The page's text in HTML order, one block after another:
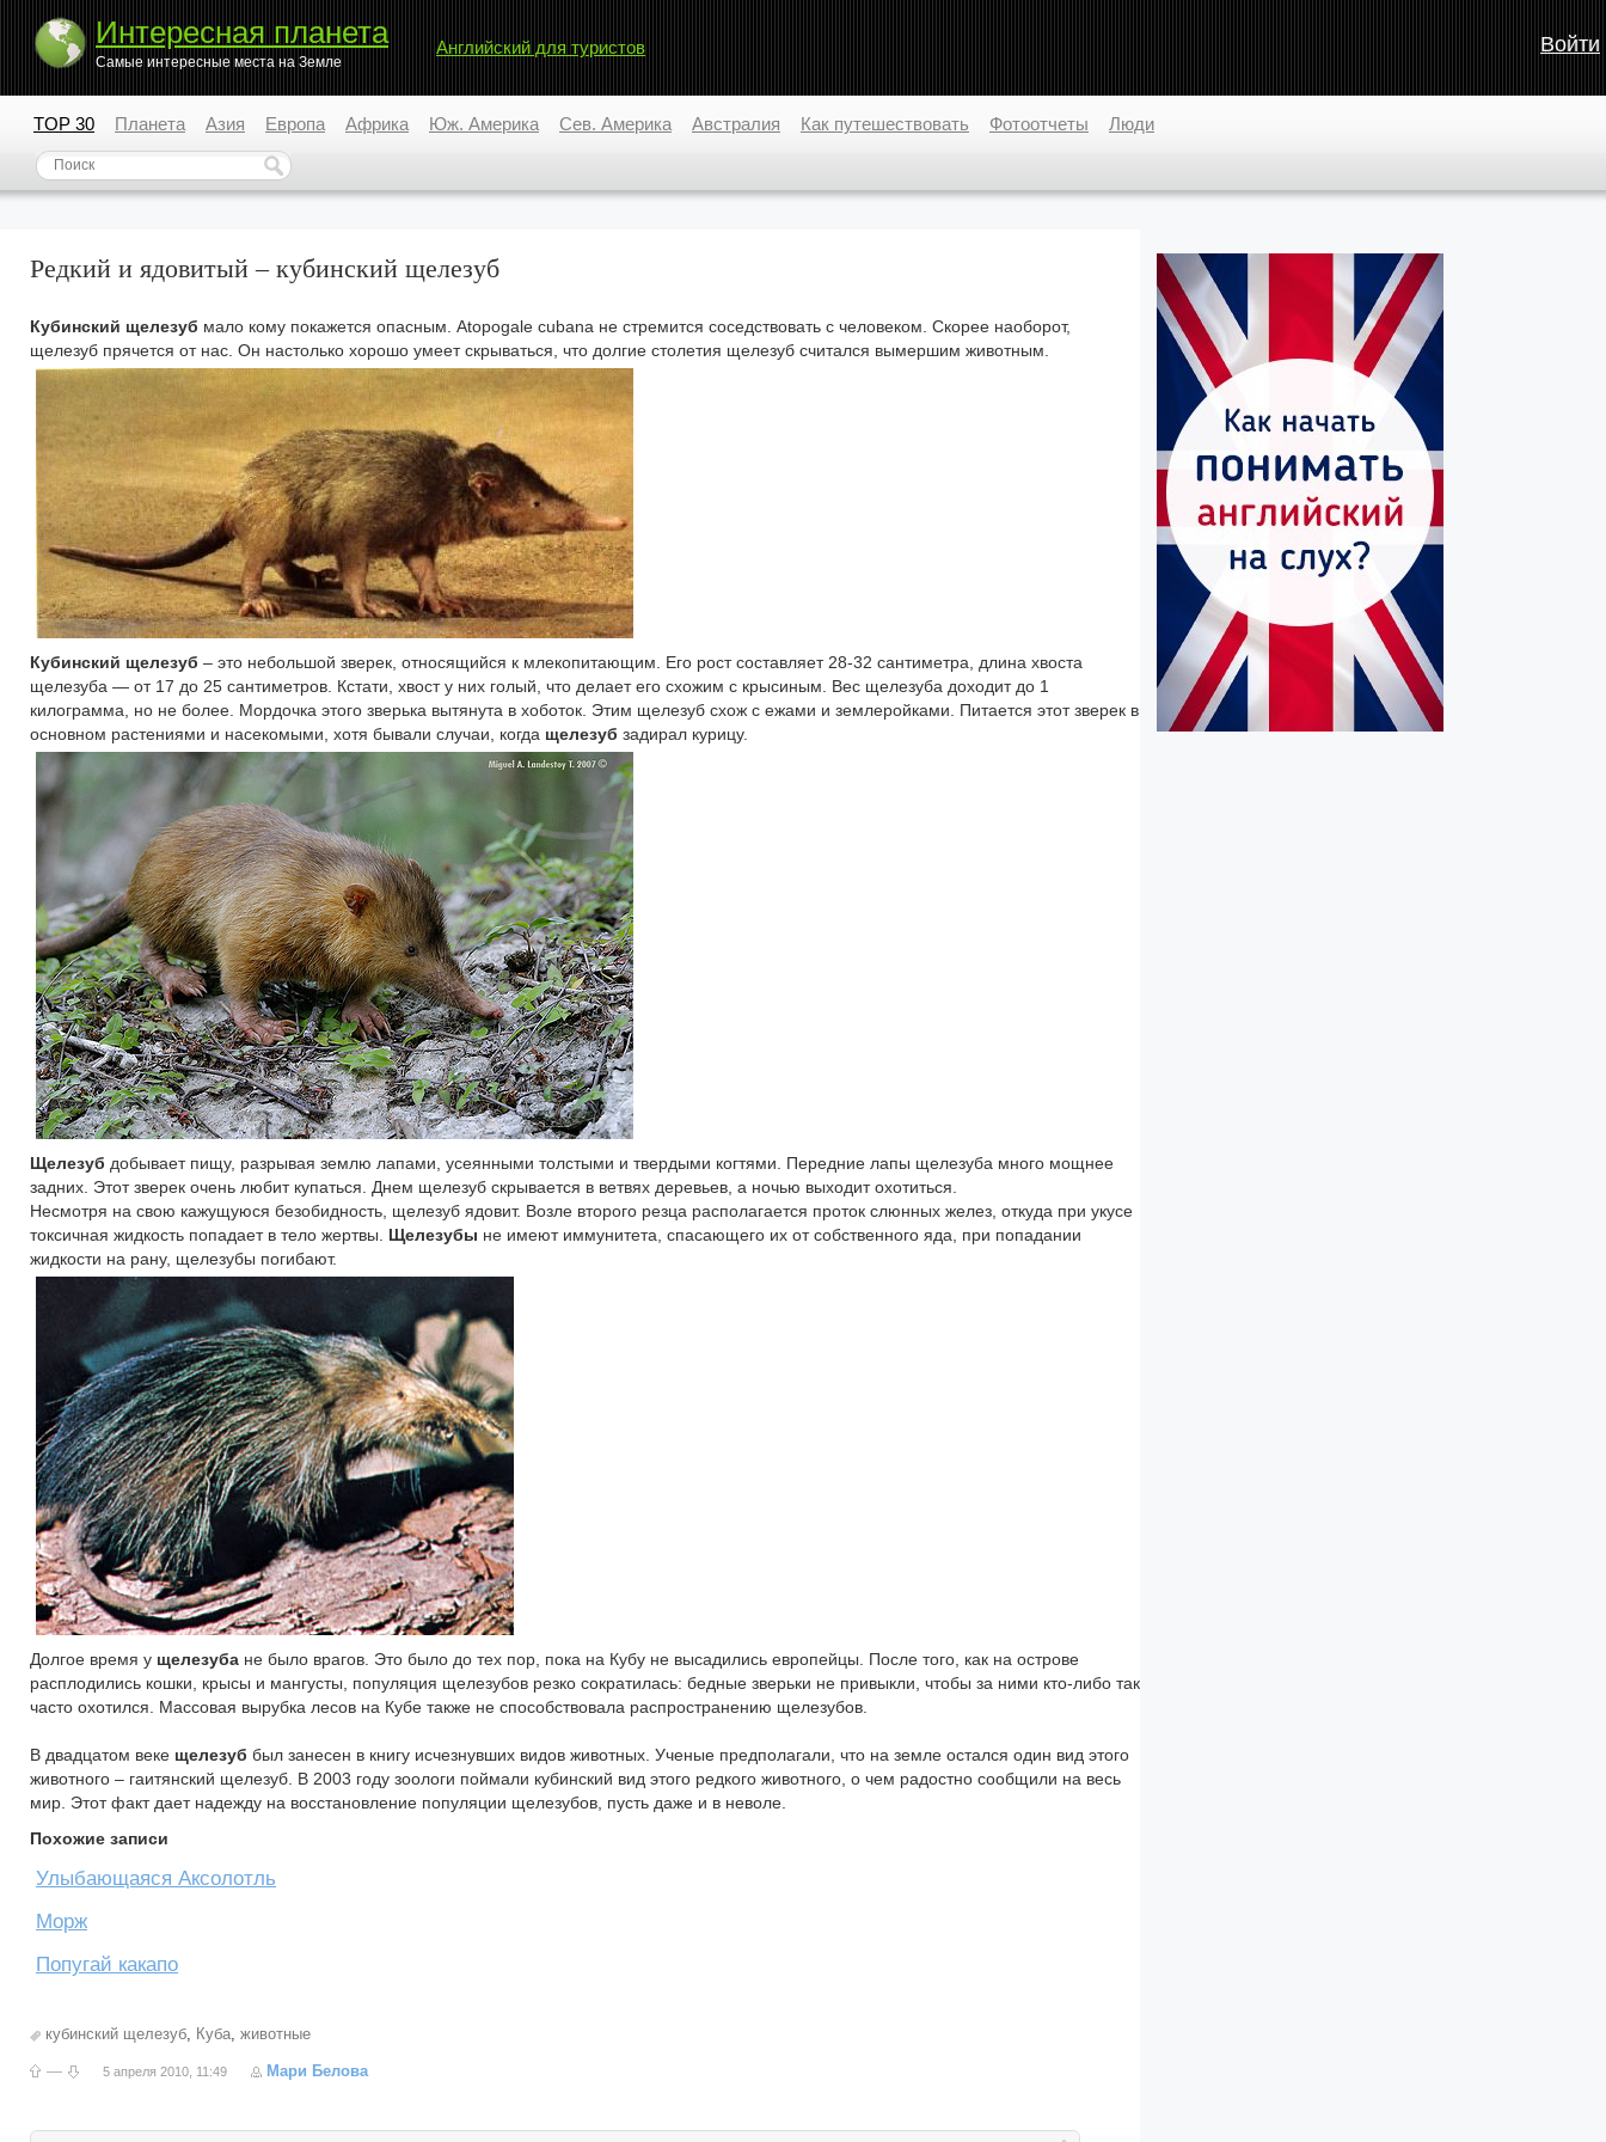
Интересная планета
Самые интересные места на Земле
Английский для туристов Войти
TOP 30 Планета Азия Европа Африка Юж. Америка Сев. Америка Австралия Как путешествовать Фотоотчеты Люди
Редкий и ядовитый – кубинский щелезуб
Кубинский щелезуб мало кому покажется опасным. Atopogale cubana не стремится соседствовать с человеком. Скорее наоборот,
щелезуб прячется от нас. Он настолько хорошо умеет скрываться, что долгие столетия щелезуб считался вымершим животным.
Кубинский щелезуб – это небольшой зверек, относящийся к млекопитающим. Его рост составляет 28-32 сантиметра, длина хвоста
щелезуба — от 17 до 25 сантиметров. Кстати, хвост у них голый, что делает его схожим с крысиным. Вес щелезуба доходит до 1
килограмма, но не более. Мордочка этого зверька вытянута в хоботок. Этим щелезуб схож с ежами и землеройками. Питается этот зверек в
основном растениями и насекомыми, хотя бывали случаи, когда щелезуб задирал курицу.
Щелезуб добывает пищу, разрывая землю лапами, усеянными толстыми и твердыми когтями. Передние лапы щелезуба много мощнее
задних. Этот зверек очень любит купаться. Днем щелезуб скрывается в ветвях деревьев, а ночью выходит охотиться.
Несмотря на свою кажущуюся безобидность, щелезуб ядовит. Возле второго резца располагается проток слюнных желез, откуда при укусе
токсичная жидкость попадает в тело жертвы. Щелезубы не имеют иммунитета, спасающего их от собственного яда, при попадании
жидкости на рану, щелезубы погибают.
Долгое время у щелезуба не было врагов. Это было до тех пор, пока на Кубу не высадились европейцы. После того, как на острове
расплодились кошки, крысы и мангусты, популяция щелезубов резко сократилась: бедные зверьки не привыкли, чтобы за ними кто-либо так
часто охотился. Массовая вырубка лесов на Кубе также не способствовала распространению щелезубов.
В двадцатом веке щелезуб был занесен в книгу исчезнувших видов животных. Ученые предполагали, что на земле остался один вид этого
животного – гаитянский щелезуб. В 2003 году зоологи поймали кубинский вид этого редкого животного, о чем радостно сообщили на весь
мир. Этот факт дает надежду на восстановление популяции щелезубов, пусть даже и в неволе.
Похожие записи
Улыбающаяся Аксолотль
Морж
Попугай какапо
кубинский щелезуб, Куба, животные
— 5 апреля 2010, 11:49 Мари Белова